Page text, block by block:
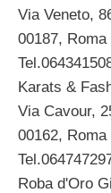
Via Veneto,
00187, Roma
Karats &
Via Cavour,
00162, Roma
Roba d'Oro